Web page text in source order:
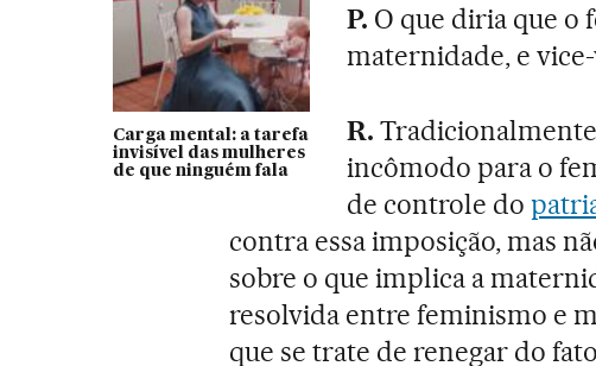
Carga mental: a tarefa
invisível das mulheres
de que ninguém fala
P. O que diria que o
maternidade, e vice-
R.
incômodo para o
de controle do
contra essa imposição, mas
sobre o que implica a
resolvida entre feminismo e
que se trate de renegar do